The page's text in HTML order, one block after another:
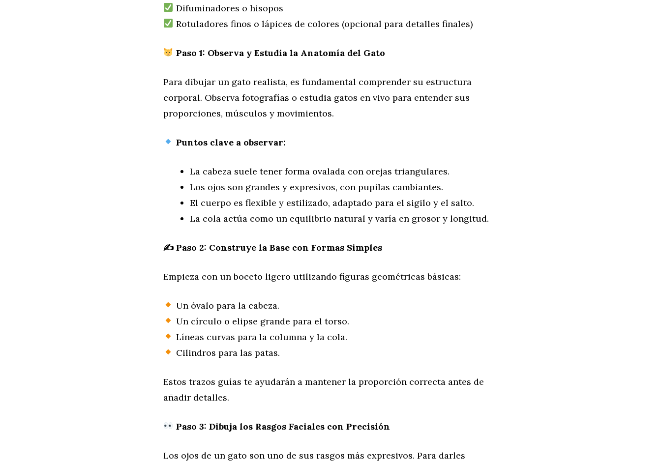
Difuminadores o hisopos
Rotuladores finos o lápices de colores (opcional para detalles finales)
Paso 1: Observa y Estudia la Anatomía del Gato
Para dibujar un gato realista, es fundamental comprender su estructura
corporal. Observa fotografías o estudia gatos en vivo para entender sus
proporciones, músculos y movimientos.
Puntos clave a observar:
La cabeza suele tener forma ovalada con orejas triangulares.
Los ojos son grandes y expresivos, con pupilas cambiantes.
El cuerpo es flexible y estilizado, adaptado para el sigilo y el salto.
La cola actúa como un equilibrio natural y varía en grosor y longitud.
✍️ Paso 2: Construye la Base con Formas Simples
Empieza con un boceto ligero utilizando figuras geométricas básicas:
Un óvalo para la cabeza.
Un círculo o elipse grande para el torso.
Líneas curvas para la columna y la cola.
Cilindros para las patas.
Estos trazos guías te ayudarán a mantener la proporción correcta antes de
añadir detalles.
Paso 3: Dibuja los Rasgos Faciales con Precisión
Los ojos de un gato son uno de sus rasgos más expresivos. Para darles